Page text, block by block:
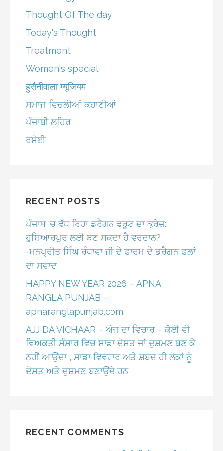
Thought Of The day
Today's Thought
Treatment
Women's special
हुसैनीवाला म्यूजियम
ਸਮਾਜ ਵਿਚਲੀਆਂ ਕਹਾਣੀਆਂ
ਪੰਜਾਬੀ ਲਹਿਰ
ਰਸੋਈ
RECENT POSTS
ਪੰਜਾਬ ‘ਚ ਵੱਧ ਰਿਹਾ ਡਰੈਗਨ ਫਰੂਟ ਦਾ ਕ੍ਰੇਜ਼:
ਹੁਸ਼ਿਆਰਪੁਰ ਲਈ ਬਣ ਸਕਦਾ ਹੈ ਵਰਦਾਨ?
-ਮਨਪ੍ਰੀਤ ਸਿੰਘ ਰੰਧਾਵਾ ਜੀ ਦੇ ਫਾਰਮ ਦੇ ਡਰੈਗਨ ਫਲਾਂ
ਦਾ ਸਵਾਦ
HAPPY NEW YEAR 2026 – APNA
RANGLA PUNJAB –
apnaranglapunjab.com
AJJ DA VICHAAR – ਅੱਜ ਦਾ ਵਿਚਾਰ – ਕੋਈ ਵੀ
ਵਿਅਕਤੀ ਸੰਸਾਰ ਵਿਚ ਸਾਡਾ ਦੋਸਤ ਜਾਂ ਦੁਸ਼ਮਣ ਬਣ ਕੇ
ਨਹੀਂ ਆਉਂਦਾ , ਸਾਡਾ ਵਿਵਹਾਰ ਅਤੇ ਸ਼ਬਦ ਹੀ ਲੋਕਾਂ ਨੂੰ
ਦੋਸਤ ਅਤੇ ਦੁਸ਼ਮਣ ਬਣਾਉਂਦੇ ਹਨ
RECENT COMMENTS